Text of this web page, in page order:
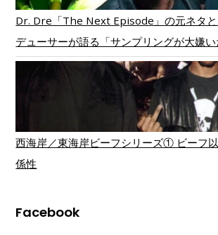
Dr. Dre「The Next Episode」の元ネタと
デューサーが語る「サンプリングが大嫌い
西海岸／東海岸ビーフシリーズ① ビーフ
係性
Facebook